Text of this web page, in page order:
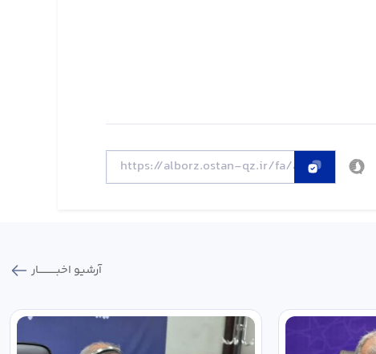
آرشیو اخبـــــــــــار